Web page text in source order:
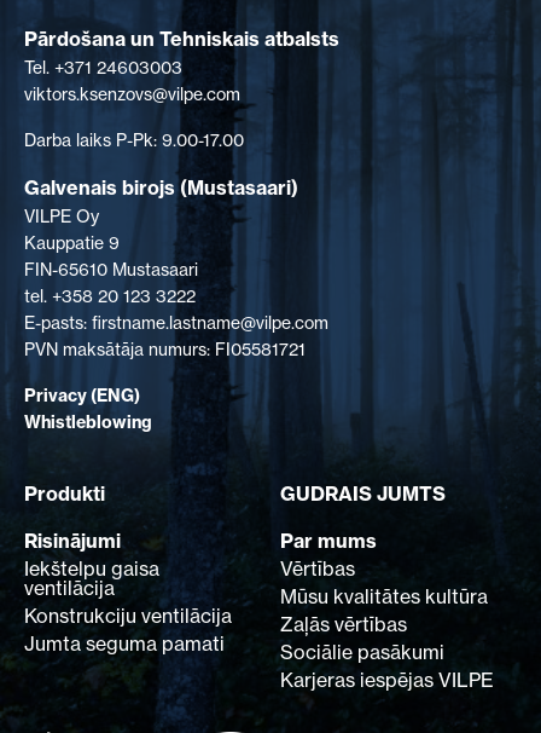
RAKSTI
PAR MUMS
SAZINIETIES AR MUMS
EN FI USA PL SV
Pārdošana un Tehniskais atbalsts
Tel. +371 24603003
viktors.ksenzovs@vilpe.com
Darba laiks P-Pk: 9.00-17.00
Galvenais birojs (Mustasaari)
VILPE Oy
Kauppatie 9
FIN-65610 Mustasaari
tel. +358 20 123 3222
E-pasts: firstname.lastname@vilpe.com
PVN maksātāja numurs: FI05581721
Privacy (ENG)
Whistleblowing
Produkti
GUDRAIS JUMTS
Risinājumi
Iekštelpu gaisa
ventilācija
Konstrukciju ventilācija
Jumta seguma pamati
Par mums
Vērtības
Mūsu kvalitātes kultūra
Zaļās vērtības
Sociālie pasākumi
Karjeras iespējas VILPE